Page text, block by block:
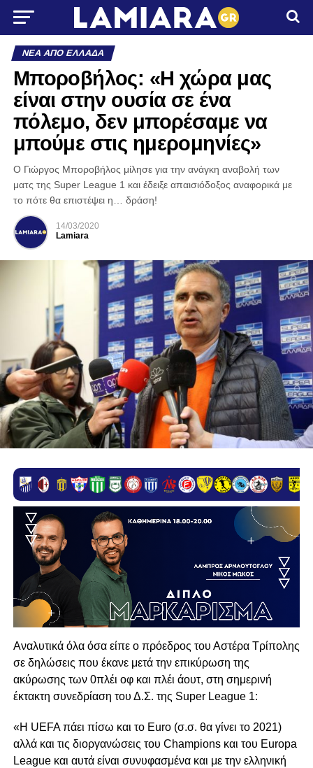
ΝΈΑ ΑΠΌ ΕΛΛΆΔΑ
Μποροβήλος: «Η χώρα μας
είναι στην ουσία σε ένα
πόλεμο, δεν μπορέσαμε να
μπούμε στις ημερομηνίες»
Ο Γιώργος Μποροβήλος μίλησε για την ανάγκη αναβολή των
ματς της Super League 1 και έδειξε απαισιόδοξος αναφορικά με
το πότε θα επιστέψει η… δράση!
14/03/2020
Lamiara
Αναλυτικά όλα όσα είπε ο πρόεδρος του Αστέρα Τρίπολης
σε δηλώσεις που έκανε μετά την επικύρωση της
ακύρωσης των 0πλέι οφ και πλέι άουτ, στη σημερινή
έκτακτη συνεδρίαση του Δ.Σ. της Super League 1:
«Η UEFA πάει πίσω και το Euro (σ.σ. θα γίνει το 2021)
αλλά και τις διοργανώσεις του Champions και του Europa
League και αυτά είναι συνυφασμένα και με την ελληνική